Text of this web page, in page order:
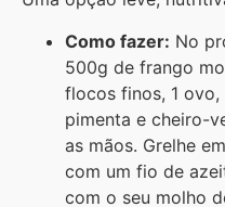
Como fazer: No
500g de frango
flocos finos, 1 ovo,
pimenta e cheiro-
as mãos. Grelhe
com um fio de
com o seu molho